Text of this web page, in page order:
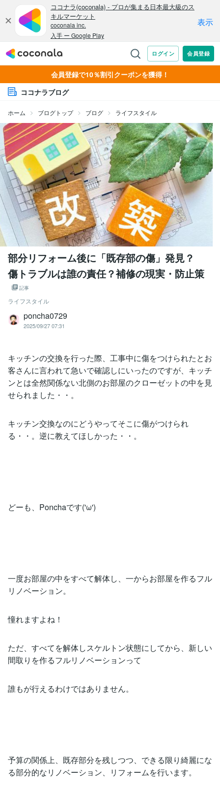
会員登録で10％割引クーポンを獲得！
ココナラブログ
ホーム ブログトップ ブログ ライフスタイル
部分リフォーム後に「既存部の傷」発見？
傷トラブルは誰の責任？補修の現実・防止策
記事
ライフスタイル
poncha0729
2025/09/27 07:31
キッチンの交換を行った際、工事中に傷をつけられたとお
客さんに言われて急いで確認しにいったのですが、キッチ
ンとは全然関係ない北側のお部屋のクローゼットの中を見
せられました・・。
キッチン交換なのにどうやってそこに傷がつけられ
る・・。逆に教えてほしかった・・。
どーも、Ponchaです('ω')
一度お部屋の中をすべて解体し、一からお部屋を作るフル
リノベーション。
憧れますよね！
ただ、すべてを解体しスケルトン状態にしてから、新しい
間取りを作るフルリノベーションって
誰もが行えるわけではありません。
予算の関係上、既存部分を残しつつ、できる限り綺麗にな
る部分的なリノベーション、リフォームを行います。